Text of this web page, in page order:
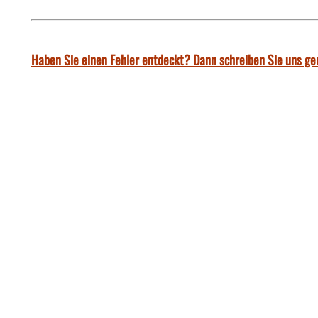
Haben Sie einen Fehler entdeckt? Dann schreiben Sie uns